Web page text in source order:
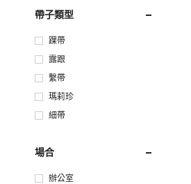
帶子類型
踝帶
露跟
繫帶
瑪莉珍
細帶
場合
辦公室